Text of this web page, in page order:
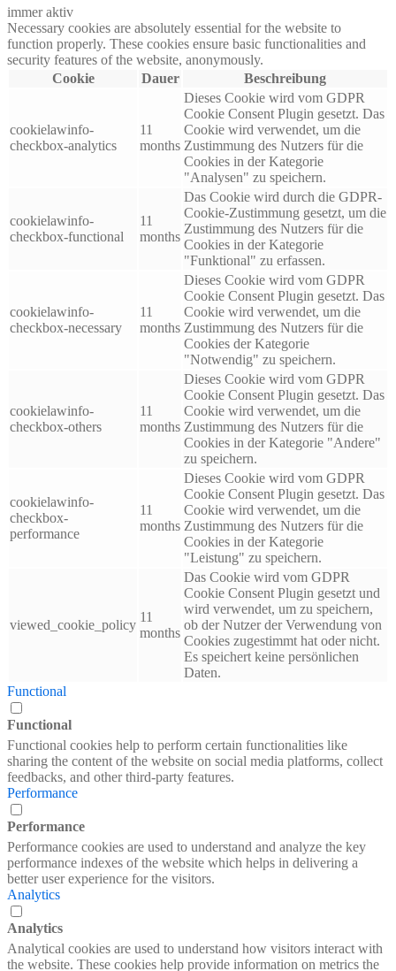
immer aktiv
Necessary cookies are absolutely essential for the website to
function properly. These cookies ensure basic functionalities and
security features of the website, anonymously.
Cookie
Dauer Beschreibung
cookielawinfo-
checkbox-analytics
11
months
Dieses Cookie wird vom GDPR
Cookie Consent Plugin gesetzt. Das
Cookie wird verwendet, um die
Zustimmung des Nutzers für die
Cookies in der Kategorie
"Analysen" zu speichern.
cookielawinfo-
checkbox-functional
11
months
Das Cookie wird durch die GDPR-
Cookie-Zustimmung gesetzt, um die
Zustimmung des Nutzers für die
Cookies in der Kategorie
"Funktional" zu erfassen.
cookielawinfo-
checkbox-necessary
11
months
Dieses Cookie wird vom GDPR
Cookie Consent Plugin gesetzt. Das
Cookie wird verwendet, um die
Zustimmung des Nutzers für die
Cookies der Kategorie
"Notwendig" zu speichern.
cookielawinfo-
checkbox-others
11
months
Dieses Cookie wird vom GDPR
Cookie Consent Plugin gesetzt. Das
Cookie wird verwendet, um die
Zustimmung des Nutzers für die
Cookies in der Kategorie "Andere"
zu speichern.
cookielawinfo-
checkbox-
performance
11
months
Dieses Cookie wird vom GDPR
Cookie Consent Plugin gesetzt. Das
Cookie wird verwendet, um die
Zustimmung des Nutzers für die
Cookies in der Kategorie
"Leistung" zu speichern.
viewed_cookie_policy
11
months
Das Cookie wird vom GDPR
Cookie Consent Plugin gesetzt und
wird verwendet, um zu speichern,
ob der Nutzer der Verwendung von
Cookies zugestimmt hat oder nicht.
Es speichert keine persönlichen
Daten.
Functional
Functional
Functional cookies help to perform certain functionalities like
sharing the content of the website on social media platforms, collect
feedbacks, and other third-party features.
Performance
Performance
Performance cookies are used to understand and analyze the key
performance indexes of the website which helps in delivering a
better user experience for the visitors.
Analytics
Analytics
Analytical cookies are used to understand how visitors interact with
the website. These cookies help provide information on metrics the